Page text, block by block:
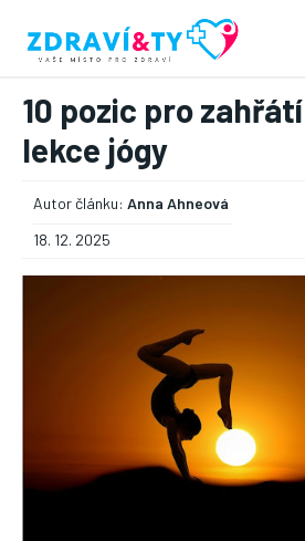
― REKLAMA ―
10 pozic pro
lekce jógy
Autor článku: Anna Ahneová
18. 12. 2025